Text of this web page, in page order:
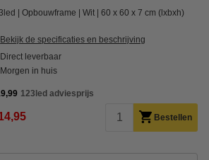
Opbouwframe Wit 60 x 60 x 7 cm (lxbxh)
Bekijk de specificaties en beschrijving
Direct leverbaar
Morgen in huis
123led adviesprijs
Bestellen